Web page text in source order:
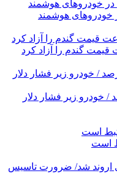
هوشمند
گندم را آزاد کرد
ریخت، ۲۰۷ فقط ۲.۹ درصد / خودرو زیر فشار دلار
است